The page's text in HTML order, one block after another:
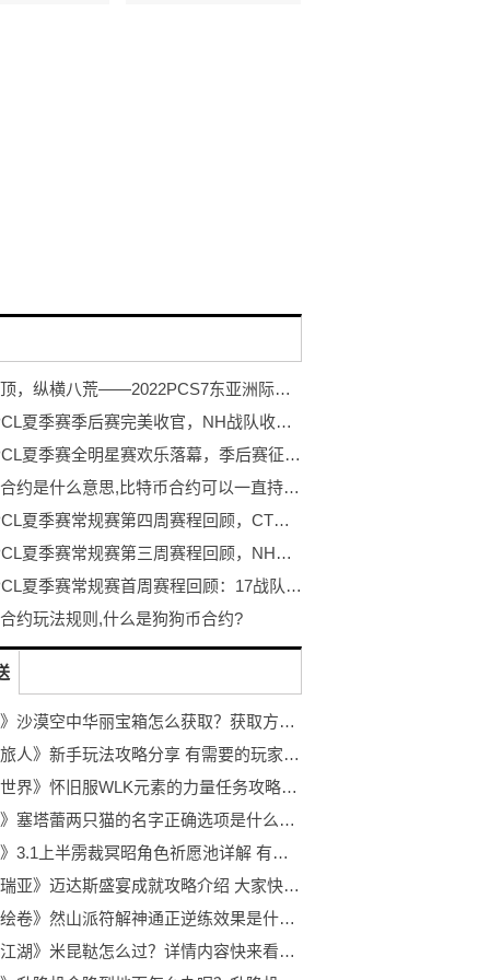
力登绝顶，纵横八荒——2022PCS7东亚洲际赛蓄势待发！
2022 PCL夏季赛季后赛完美收官，NH战队收获春夏双冠！
2022 PCL夏季赛全明星赛欢乐落幕，季后赛征程即将开启
比特币合约是什么意思,比特币合约可以一直持有吗?
2022 PCL夏季赛常规赛第四周赛程回顾，CTG战队勇冠三军二夺周冠
2022 PCL夏季赛常规赛第三周赛程回顾，NH战队王者归来登顶周冠
2022 PCL夏季赛常规赛首周赛程回顾：17战队战力爆表领跑榜单
约玩法规则,什么是狗狗币合约?
《原神》沙漠空中华丽宝箱怎么获取？获取方法是什么呢？
《跃迁旅人》新手玩法攻略分享 有需要的玩家快来看看吧！
《魔兽世界》怀旧服WLK元素的力量任务攻略分享 感兴趣的玩家快来看看吧！
《原神》塞塔蕾两只猫的名字正确选项是什么？一起来看看吧！
《原神》3.1上半雳裁冥昭角色祈愿池详解 有需要的玩家不要错过呦！
《泰拉瑞亚》迈达斯盛宴成就攻略介绍 大家快来看看吧！
《太吾绘卷》然山派符解神通正逆练效果是什么呢？不知道的玩家快来看看吧！
《烟雨江湖》米昆鞑怎么过？详情内容快来看看吧！